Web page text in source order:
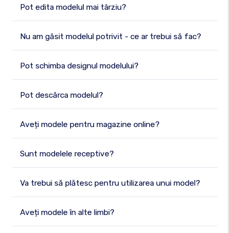
Pot edita modelul mai târziu?
Nu am găsit modelul potrivit - ce ar trebui să fac?
Pot schimba designul modelului?
Pot descărca modelul?
Aveți modele pentru magazine online?
Sunt modelele receptive?
Va trebui să plătesc pentru utilizarea unui model?
Aveți modele în alte limbi?